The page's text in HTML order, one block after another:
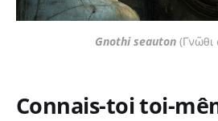
Gnothi seauton (Γνῶθι
Connais-toi toi-